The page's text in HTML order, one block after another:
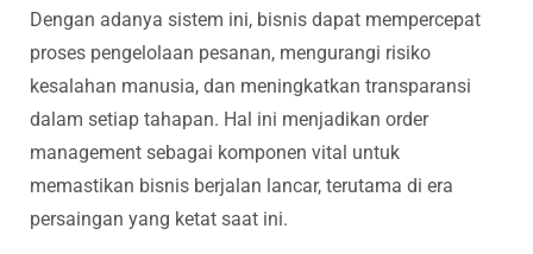
Dengan adanya sistem ini, bisnis dapat mempercepat
proses pengelolaan pesanan, mengurangi risiko
kesalahan manusia, dan meningkatkan transparansi
dalam setiap tahapan. Hal ini menjadikan order
management sebagai komponen vital untuk
memastikan bisnis berjalan lancar, terutama di era
persaingan yang ketat saat ini.